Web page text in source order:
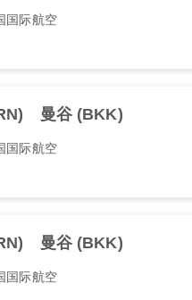
国际航空
曼谷 (BKK)
国际航空
曼谷 (BKK)
国际航空